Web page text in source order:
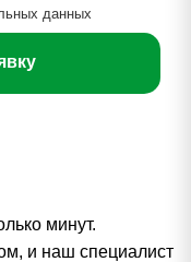
данных
минут.
и наш специалист